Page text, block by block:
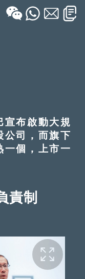
布啟動大規
公司，而旗下
一個，上市一
責制